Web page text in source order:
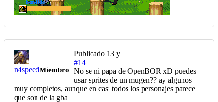
n4speedMiembro
Publicado 13 y
#14
No se ni papa de OpenBOR xD puedes
usar sprites de un mugen?? ay algunos
muy completos, aunque en casi todos los personajes parece
que son de la gba